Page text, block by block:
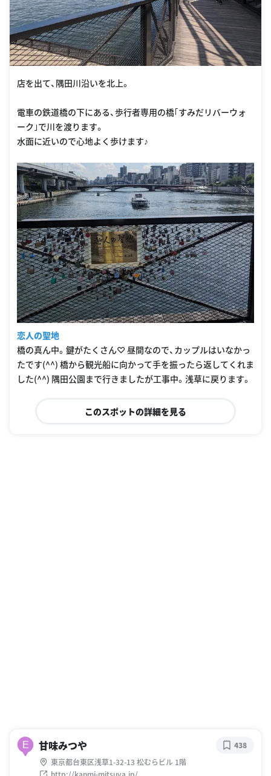
店を出て、隅田川沿いを北上。
電車の鉄道橋の下にある、歩行者専用の橋｢すみだリバーウォ
ーク｣で川を渡ります。
水面に近いので心地よく歩けます♪
恋人の聖地
橋の真ん中。鍵がたくさん♡ 昼間なので、カップルはいなかっ
たです(^^) 橋から観光船に向かって手を振ったら返してくれま
した(^^) 隅田公園まで行きましたが工事中。浅草に戻ります。
このスポットの詳細を見る
E 甘味みつや
東京都台東区浅草1-32-13 松むらビル 1階
http://kanmi-mitsuya.jp/
438